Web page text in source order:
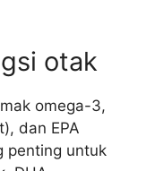
otak
omega-3,
dan EPA
penting untuk